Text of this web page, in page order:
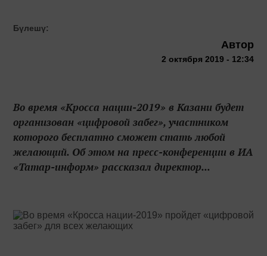
Бүлешү:
Автор
2 октября 2019 - 12:34
Во время «Кросса нации-2019» в Казани будет
организован «цифровой забег», участником
которого бесплатно сможет стать любой
желающий. Об этом на пресс-конференции в ИА
«Татар-информ» рассказал директор...